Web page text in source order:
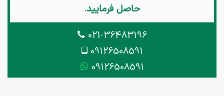
حاصل فرمایید.
021-36483196
09126508591
09126508591